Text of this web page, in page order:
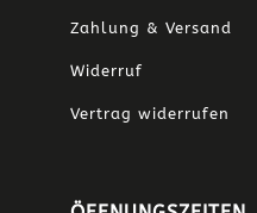
Zahlung & Versand
Widerruf
Vertrag widerrufen